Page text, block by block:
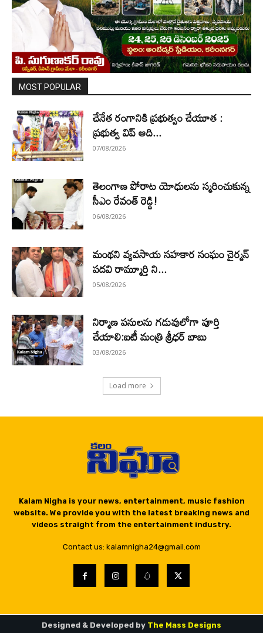
MOST POPULAR
చేనేత రంగానికి ప్రభుత్వం చేయూత :
ప్రభుత్వ విప్ ఆది...
07/08/2026
తెలంగాణ పోరాట యోధులను స్మరించుకున్న
సీఎం రేవంత్ రెడ్డి!
06/08/2026
మంథని వ్యవసాయ సహకార సంఘం చైర్మన్
పదవి రామ్మూర్తి ని...
05/08/2026
నిర్మాణ పనులను గడువులోగా పూర్తి
చేయాలి:ఐటీ మంత్రి శ్రీధర్ బాబు
03/08/2026
Load more
Kalam Nigha is your news, entertainment, music fashion
website. We provide you with the latest breaking news and
videos straight from the entertainment industry.
Contact us: kalamnigha24@gmail.com
Designed & Developed by The Mass Designs